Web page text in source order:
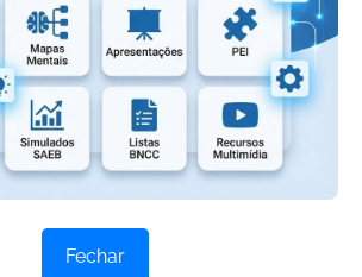
Páscoa
a Páscoa
de Páscoa
de Páscoa
Fechar